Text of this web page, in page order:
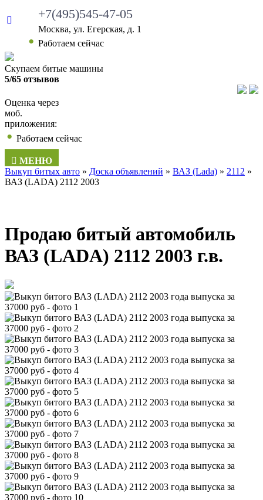
+7(495)545-47-05
Москва, ул. Егерская, д. 1
Работаем сейчас
Скупаем битые машины
5/65 отзывов
Оценка через
моб.
приложения:
Работаем сейчас
МЕНЮ
Выкуп битых авто » Доска объявлений » ВАЗ (Lada) » 2112 »
ВАЗ (LADA) 2112 2003
Продаю битый автомобиль
ВАЗ (LADA) 2112 2003 г.в.